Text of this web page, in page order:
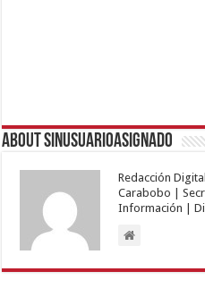
About sinusuarioasignado
Redacción
Carabobo |
Información |